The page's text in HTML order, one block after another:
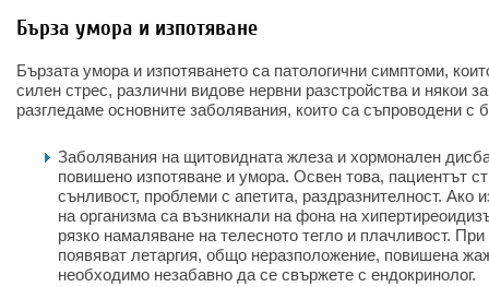
Бърза умора и изпотяване
Бързата умора и изпотяването са патологични симптоми,
силен стрес, различни видове нервни разстройства и някои
разгледаме основните заболявания, които са съпроводени с
Заболявания на щитовидната жлеза и хормонален
повишено изпотяване и умора. Освен това, пациентът
сънливост, проблеми с апетита, раздразнителност. Ако
на организма са възникнали на фона на
рязко намаляване на телесното тегло и плачливост.
появяват летаргия, общо неразположение, повишена
необходимо незабавно да се свържете с ендокринолог.